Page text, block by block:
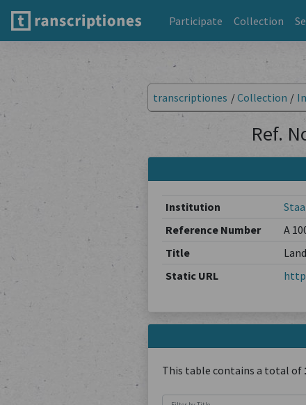
Participate Collection
transcriptiones /Collection /
Ref.
Institution
Reference Number
A
Title
Static URL
This table contains a total of